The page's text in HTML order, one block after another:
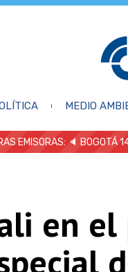
MEDIO
EMISORAS: 🔈 BOGOTÁ
en